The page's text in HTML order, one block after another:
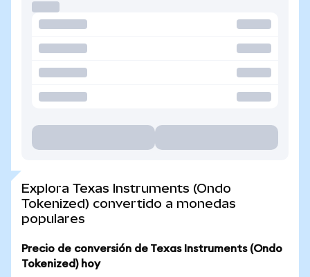
Explora Texas Instruments (Ondo
Tokenized) convertido a monedas
populares
Precio de conversión de Texas Instruments (Ondo
Tokenized) hoy